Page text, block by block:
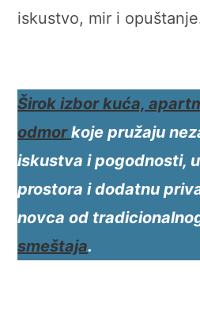
iskustvo, mir i
Širok izbor kuća,
odmorkoje pružaju
iskustva i pogodnosti,
prostora i dodatnu
novca od
smeštaja.